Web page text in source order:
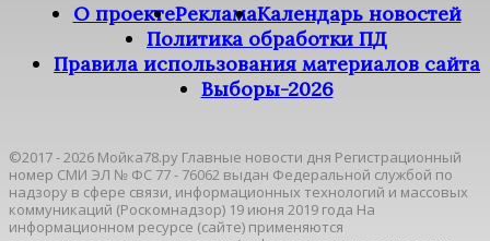
О проектеРекламаКалендарь новостей
Политика обработки ПД
Правила использования материалов сайта
Выборы-2026
©2017 - 2026 Мойка78.ру Главные новости дня Регистрационный
номер СМИ ЭЛ № ФС 77 - 76062 выдан Федеральной службой по
надзору в сфере связи, информационных технологий и массовых
коммуникаций (Роскомнадзор) 19 июня 2019 года На
информационном ресурсе (сайте) применяются